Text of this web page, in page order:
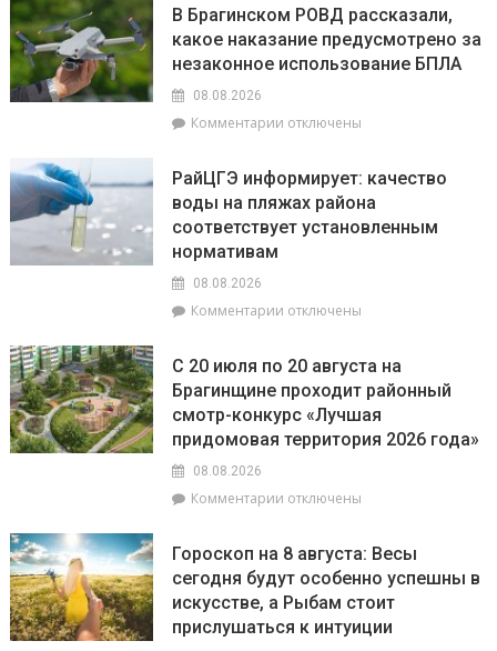
В Брагинском РОВД рассказали,
какое наказание предусмотрено за
незаконное использование БПЛА
08.08.2026
Комментарии к
Брагинском
РОВД
рассказали,
за
БПЛА
отключены
РайЦГЭ информирует: качество
воды на пляжах района
соответствует установленным
нормативам
08.08.2026
Комментарии к
информирует:
качество
воды
на
соответствует
отключены
С 20 июля по 20 августа на
Брагинщине проходит районный
смотр-конкурс «Лучшая
придомовая территория 2026 года»
08.08.2026
Комментарии к
20
июля
по
20
отключены
Гороскоп на 8 августа: Весы
сегодня будут особенно успешны в
искусстве, а Рыбам стоит
прислушаться к интуиции